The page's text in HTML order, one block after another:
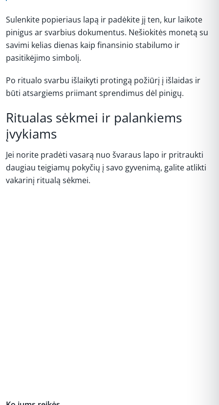
Sulenkite popieriaus lapą ir padėkite jį ten, kur laikote
pinigus ar svarbius dokumentus. Nešiokitės monetą su
savimi kelias dienas kaip finansinio stabilumo ir
pasitikėjimo simbolį.
Po ritualo svarbu išlaikyti protingą požiūrį į išlaidas ir
būti atsargiems priimant sprendimus dėl pinigų.
Ritualas sėkmei ir palankiems
įvykiams
Jei norite pradėti vasarą nuo švaraus lapo ir pritraukti
daugiau teigiamų pokyčių į savo gyvenimą, galite atlikti
vakarinį ritualą sėkmei.